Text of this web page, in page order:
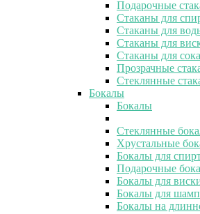
Подарочные
Стаканы для
Стаканы для
Стаканы для
Стаканы для сока
Прозрачные
Стеклянные
Бокалы
Бокалы
Стеклянные
Хрустальные
Бокалы для
Подарочные
Бокалы для
Бокалы для
Бокалы на